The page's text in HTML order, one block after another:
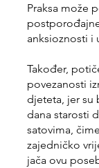
Praksa može
anksioznosti i
Također,
povezanosti
djeteta, jer
dana starosti
satovima,
zajedničko
jača ovu